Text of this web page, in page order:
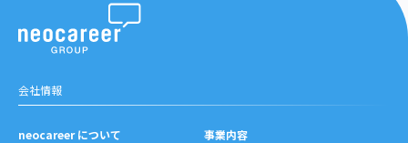
会社情報
neocareer について
事業内容